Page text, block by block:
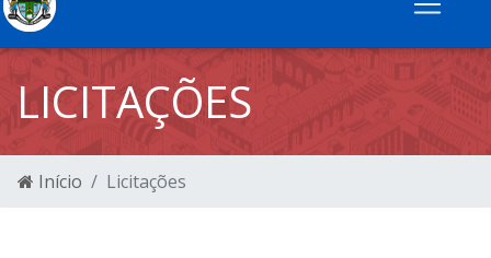
LICITAÇÕES
Início Licitações